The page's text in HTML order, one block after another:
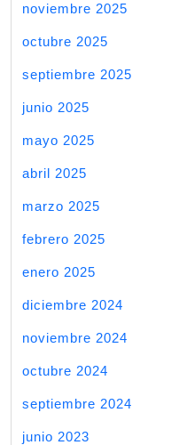
noviembre 2025
octubre 2025
septiembre 2025
junio 2025
mayo 2025
abril 2025
marzo 2025
febrero 2025
enero 2025
diciembre 2024
noviembre 2024
octubre 2024
septiembre 2024
junio 2023